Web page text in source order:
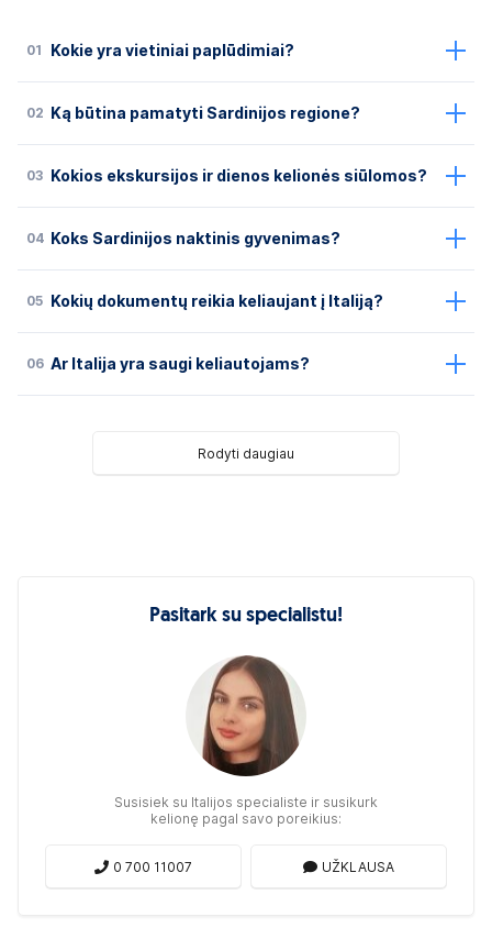
01 Kokie yra vietiniai paplūdimiai?
02 Ką būtina pamatyti Sardinijos regione?
03 Kokios ekskursijos ir dienos kelionės siūlomos?
04 Koks Sardinijos naktinis gyvenimas?
05 Kokių dokumentų reikia keliaujant į Italiją?
06 Ar Italija yra saugi keliautojams?
Rodyti daugiau
Pasitark su specialistu!
Susisiek su Italijos specialiste ir susikurk
kelionę pagal savo poreikius:
0 700 11007 UŽKLAUSA